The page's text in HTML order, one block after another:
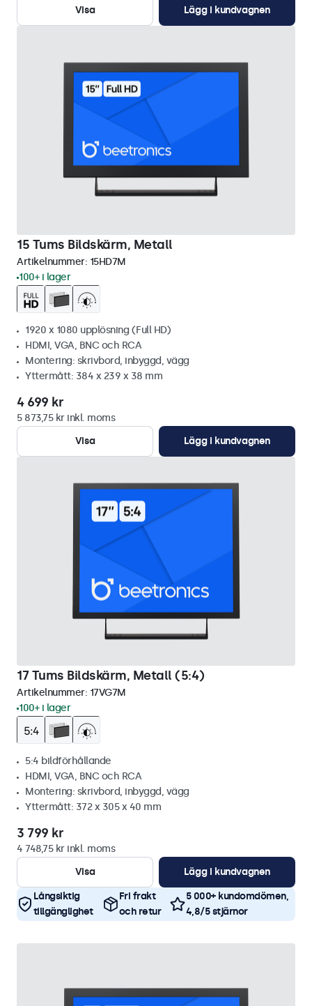
Visa
Lägg i kundvagnen
15 Tums Bildskärm, Metall
Artikelnummer: 15HD7M
100+ i lager
1920 x 1080 upplösning (Full HD)
HDMI, VGA, BNC och RCA
Montering: skrivbord, inbyggd, vägg
Yttermått: 384 x 239 x 38 mm
4 699 kr
5 873,75 kr inkl. moms
Visa
Lägg i kundvagnen
17 Tums Bildskärm, Metall (5:4)
Artikelnummer: 17VG7M
100+ i lager
5:4 bildförhållande
HDMI, VGA, BNC och RCA
Montering: skrivbord, inbyggd, vägg
Yttermått: 372 x 305 x 40 mm
3 799 kr
4 748,75 kr inkl. moms
Visa
Lägg i kundvagnen
Långsiktig
tillgänglighet
Fri frakt
och retur
5 000+ kundomdömen,
4,8/5 stjärnor